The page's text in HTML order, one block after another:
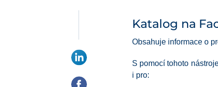
Katalog na
Obsahuje informace o
S pomocí tohoto
i pro: